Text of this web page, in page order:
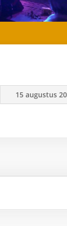
15 augustus